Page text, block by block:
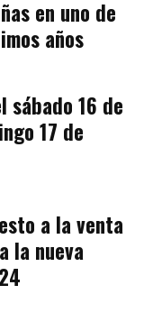
en uno de
años
sábado 16 de
17 de
a la venta
la nueva